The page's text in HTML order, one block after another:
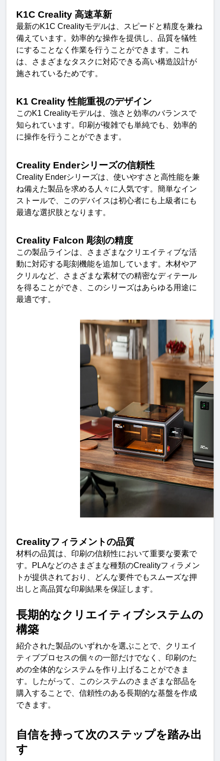
K1C Creality 高速革新
最新のK1C Crealityモデルは、スピードと精度を兼ね
備えています。効率的な操作を提供し、品質を犠牲
にすることなく作業を行うことができます。これ
は、さまざまなタスクに対応できる高い構造設計が
施されているためです。
K1 Creality性能重視のデザイン
このK1 Crealityモデルは、強さと効率のバランスで
知られています。印刷が複雑でも単純でも、効率的
に操作を行うことができます。
Creality Enderシリーズの信頼性
Creality Enderシリーズは、使いやすさと高性能を兼
ね備えた製品を求める人々に人気です。簡単なイン
ストールで、このデバイスは初心者にも上級者にも
最適な選択肢となります。
Creality Falcon 彫刻の精度
この製品ラインは、さまざまなクリエイティブな活
動に対応する彫刻機能を追加しています。木材やア
クリルなど、さまざまな素材での精密なディテール
を得ることができ、このシリーズはあらゆる用途に
最適です。
Crealityフィラメントの品質
材料の品質は、印刷の信頼性において重要な要素で
す。
PLAなどのさまざまな種類のCrealityフィラメン
トが提供されており、どんな要件でもスムーズな押
出しと高品質な印刷結果を保証します。
長期的なクリエイティブシステムの
構築
紹介された製品のいずれかを選ぶことで、クリエイ
ティブプロセスの個々の一部だけでなく、印刷のた
めの全体的なシステムを作り上げることができま
す。したがって、このシステムのさまざまな部品を
購入することで、信頼性のある長期的な基盤を作成
できます。
自信を持って次のステップを踏み出
す